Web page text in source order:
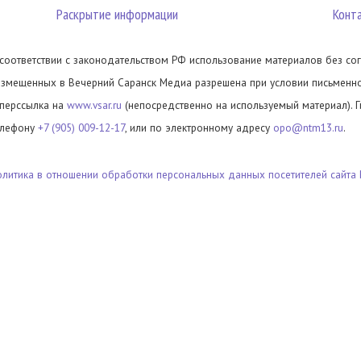
Раскрытие информации
с законодательством РФ использование материалов без
в Вечерний Саранск Медиа разрешена при условии
на www.vsar.ru (непосредственно на используемый материал).
+7 (905) 009-12-17, или по электронному адресу opo@ntm13.ru.
в отношении обработки персональных данных посетителей